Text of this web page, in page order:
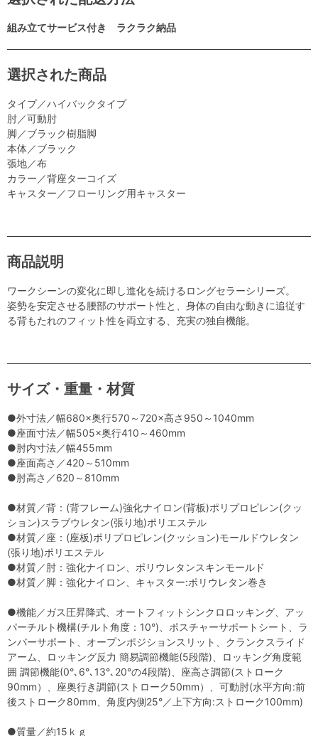
組み立てサービス付き ラクラク納品
選択された商品
タイプ／ハイバックタイプ
肘／可動肘
脚／ブラック樹脂脚
本体／ブラック
張地／布
カラー／背座ターコイズ
キャスター／フローリング用キャスター
商品説明
ワークシーンの変化に即し進化を続けるロングセラーシリーズ。
姿勢を安定させる腰部のサポート性と、身体の自由な動きに追従す
る背もたれのフィット性を両立する、充実の独自機能。
サイズ・重量・材質
●外寸法／幅680×奥行570～720×高さ950～1040mm
●座面寸法／幅505×奥行410～460mm
●肘内寸法／幅455mm
●座面高さ／420～510mm
●肘高さ／620～810mm
●材質／背：(背フレーム)強化ナイロン(背板)ポリプロピレン(クッ
ション)スラブウレタン(張り地)ポリエステル
●材質／座：(座板)ポリプロピレン(クッション)モールドウレタン
(張り地)ポリエステル
●材質／肘：強化ナイロン、ポリウレタンスキンモールド
●材質／脚：強化ナイロン、キャスター:ポリウレタン巻き
●機能／ガス圧昇降式、オートフィットシンクロロッキング、アッ
パーチルト機構(チルト角度：10°)、ポスチャーサポートシート、ラ
ンバーサポート、オープンポジションスリット、クランクスライド
アーム、ロッキング反力 簡易調節機能(5段階)、ロッキング角度範
囲 調節機能(0°､6°､13°､20°の4段階)、座高さ調節(ストローク
90mm）、座奥行き調節(ストローク50mm）、可動肘(水平方向:前
後ストローク80mm、角度内側25°／上下方向:ストローク100mm)
●質量／約15ｋｇ